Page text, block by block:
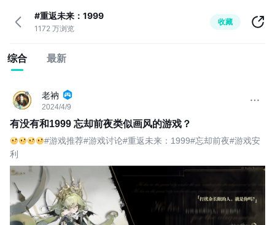
#重返未来：1999
1172 万浏览
收藏
综合 最新
老衲
2024/4/9
有没有和1999 忘却前夜类似画风的游戏？
#游戏推荐#游戏讨论#重返未来：1999#忘却前夜#游戏安
利